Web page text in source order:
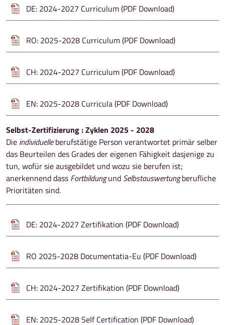
DE: 2024-2027 Curriculum (PDF Download)
RO: 2025-2028 Curriculum (PDF Download)
CH: 2024-2027 Curriculum (PDF Download)
EN: 2025-2028 Curricula (PDF Download)
Selbst-Zertifizierung : Zyklen 2025 - 2028
Die individuelleberufstätige Person verantwortet primär selber
das Beurteilen des Grades der eigenen Fähigkeit dasjenige zu
tun, wofür sie ausgebildet und wozu sie berufen ist;
anerkennend dass Fortbildungund Selbstauswertungberufliche
Prioritäten sind.
DE: 2024-2027 Zertifikation (PDF Download)
RO 2025-2028 Documentatia-Eu (PDF Download)
CH: 2024-2027 Zertifikation (PDF Download)
EN: 2025-2028 Self Certification (PDF Download)